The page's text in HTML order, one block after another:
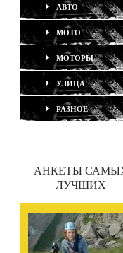
АВТО
МОТО
МОТОРЫ
УЛИЦА
РАЗНОЕ
АНКЕТЫ
ЛУЧШИХ